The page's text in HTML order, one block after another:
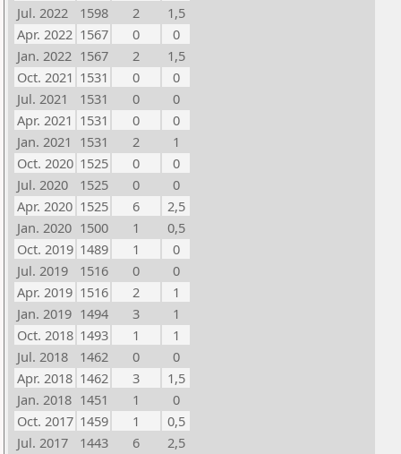
Jul. 2022
1598 2
1,5
Apr. 2022 1567 0
0
Jan. 2022 1567 2
1,5
Oct. 2021 1531 0
0
Jul. 2021
1531 0
0
Apr. 2021 1531 0
0
Jan. 2021 1531 2
1
Oct. 2020 1525 0
0
Jul. 2020
1525 0
0
Apr. 2020 1525 6
2,5
Jan. 2020 1500 1
0,5
Oct. 2019 1489 1
0
Jul. 2019
1516 0
0
Apr. 2019 1516 2
1
Jan. 2019 1494 3
1
Oct. 2018 1493 1
1
Jul. 2018
1462 0
0
Apr. 2018 1462 3
1,5
Jan. 2018 1451 1
0
Oct. 2017 1459 1
0,5
Jul. 2017
1443 6
2,5